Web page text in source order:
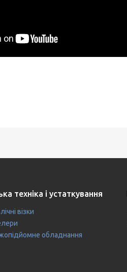
техніка і устаткування
візки
обладнання